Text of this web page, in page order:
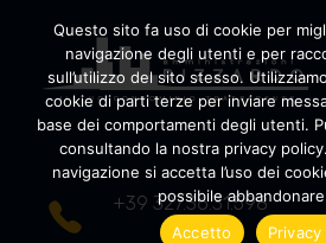
Amministrazioni Rizzardo
+39 327.36.31.598
Questo sito fa uso di cookie per
navigazione degli utenti e per
sull’utilizzo del sito stesso.
cookie di parti terze per inviare
base dei comportamenti degli utenti.
consultando la nostra privacy
navigazione si accetta l’uso dei
possibile
Accetto